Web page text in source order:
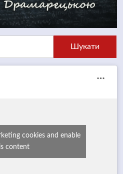
cookies and enable
content